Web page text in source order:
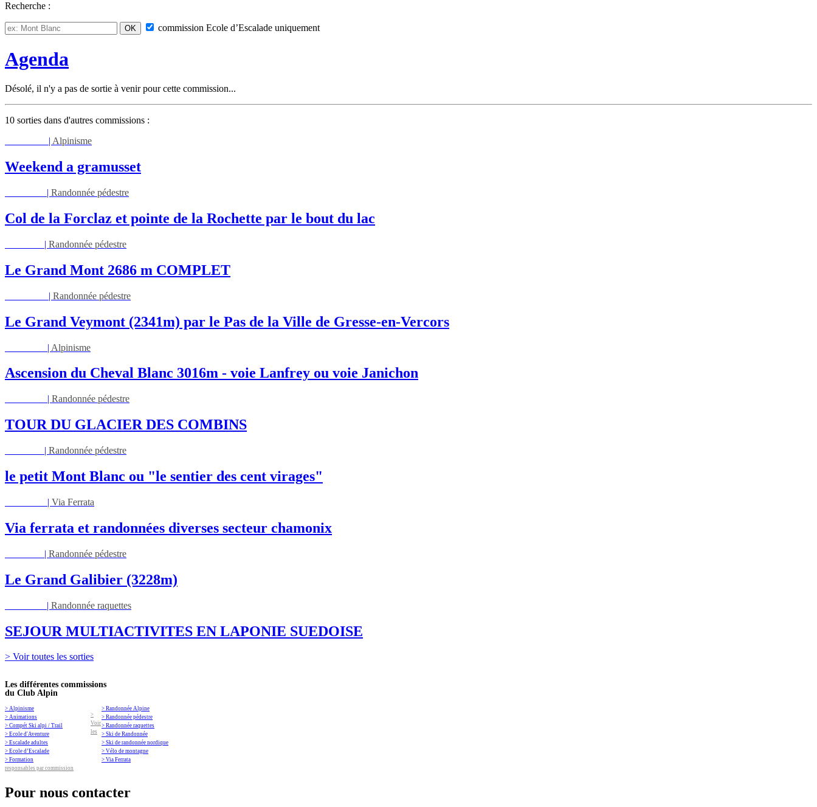
Recherche :
commission Ecole d’Escalade uniquement
Agenda
Désolé, il n'y a pas de sortie à venir pour cette commission...
10 sorties dans d'autres commissions :
| Alpinisme
Weekend a gramusset
| Randonnée pédestre
Col de la Forclaz et pointe de la Rochette par le bout du lac
| Randonnée pédestre
Le Grand Mont 2686 m COMPLET
| Randonnée pédestre
Le Grand Veymont (2341m) par le Pas de la Ville de Gresse-en-Vercors
| Alpinisme
Ascension du Cheval Blanc 3016m - voie Lanfrey ou voie Janichon
| Randonnée pédestre
TOUR DU GLACIER DES COMBINS
| Randonnée pédestre
le petit Mont Blanc ou "le sentier des cent virages"
| Via Ferrata
Via ferrata et randonnées diverses secteur chamonix
| Randonnée pédestre
Le Grand Galibier (3228m)
| Randonnée raquettes
SEJOUR MULTIACTIVITES EN LAPONIE SUEDOISE
> Voir toutes les sorties
Les différentes commissions
du Club Alpin
> Alpinisme
> Animations
> Compét Ski alpi / Trail
> Ecole d'Aventure
> Escalade adultes
> Ecole d’Escalade
> Formation
> Randonnée Alpine
> Randonnée pédestre
> Randonnée raquettes
> Ski de Randonnée
> Ski de randonnée nordique
> Vélo de montagne
> Via Ferrata
>
Voir
les
responsables par commission
Pour nous contacter